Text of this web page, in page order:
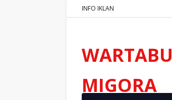
INFO IKLAN
WARTABU
MIGORA